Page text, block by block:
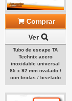
Comprar
Ver
Tubo de escape TA
Technix acero
inoxidable universal
85 x 92 mm ovalado /
con bridas / biselado